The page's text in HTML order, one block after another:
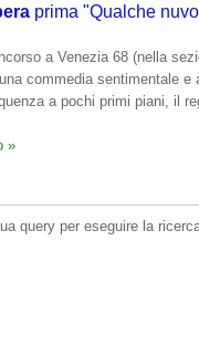
prima "Qualche
a Venezia 68 (nella
commedia sentimentale e
a pochi primi piani, il
»
query per eseguire la